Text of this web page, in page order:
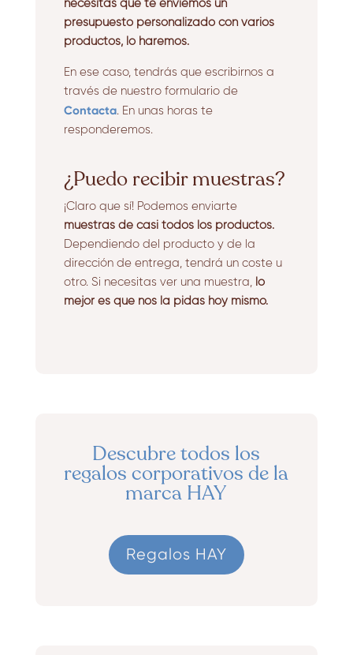
necesitas que te enviemos un
presupuesto personalizado con varios
productos, lo haremos.
En ese caso, tendrás que escribirnos a
través de nuestro formulario de
Contacta. En unas horas te
responderemos.
¿Puedo recibir muestras?
¡Claro que sí! Podemos enviarte
muestras de casi todos los productos.
Dependiendo del producto y de la
dirección de entrega, tendrá un coste u
otro. Si necesitas ver una muestra, lo
mejor es que nos la pidas hoy mismo.
Descubre todos los
regalos corporativos de la
marca HAY
Regalos HAY